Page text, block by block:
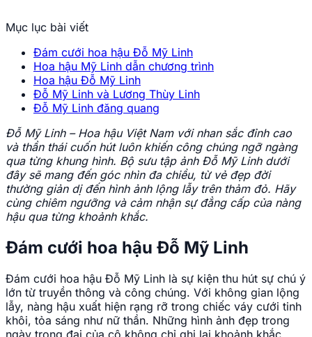
Mục lục bài viết
Đám cưới hoa hậu Đỗ Mỹ Linh
Hoa hậu Mỹ Linh dẫn chương trình
Hoa hậu Đỗ Mỹ Linh
Đỗ Mỹ Linh và Lương Thùy Linh
Đỗ Mỹ Linh đăng quang
Đỗ Mỹ Linh – Hoa hậu Việt Nam với nhan sắc đỉnh cao
và thần thái cuốn hút luôn khiến công chúng ngỡ ngàng
qua từng khung hình. Bộ sưu tập ảnh Đỗ Mỹ Linh dưới
đây sẽ mang đến góc nhìn đa chiều, từ vẻ đẹp đời
thường giản dị đến hình ảnh lộng lẫy trên thảm đỏ. Hãy
cùng chiêm ngưỡng và cảm nhận sự đẳng cấp của nàng
hậu qua từng khoảnh khắc.
Đám cưới hoa hậu Đỗ Mỹ Linh
Đám cưới hoa hậu Đỗ Mỹ Linh là sự kiện thu hút sự chú ý
lớn từ truyền thông và công chúng. Với không gian lộng
lẫy, nàng hậu xuất hiện rạng rỡ trong chiếc váy cưới tinh
khôi, tỏa sáng như nữ thần. Những hình ảnh đẹp trong